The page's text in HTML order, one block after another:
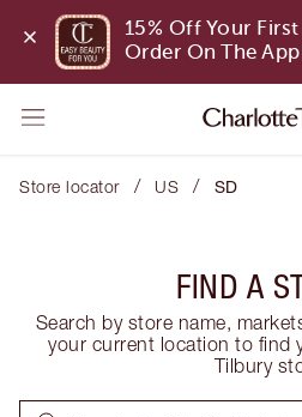
15% Off Your First
Order On The
Store locator / US / SD
FIND A
Search by store name,
your current location to find
Tilbury